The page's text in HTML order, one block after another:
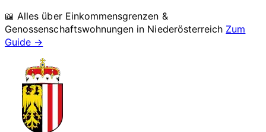
📖 Alles über Einkommensgrenzen &
Genossenschaftswohnungen in Niederösterreich Zum
Guide →